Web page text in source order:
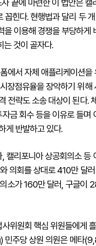
끝에 마련한 이 법안은 캘
힌다. 현행법과 달리 두
이용해 경쟁을 부당하게
는 것이 골자다.
에서 자체 애플리케이션을
점유율을 장악하기 위해
전략도 소송 대상이 된다.
금 회수 등을 이유로 들며
게 반발하고 있다.
리포니아 상공회의소 등
의회를 상대로 410만 달
소가 160만 달러, 구글이
위원회 핵심 위원들에게
주당 상원 의원은 메타